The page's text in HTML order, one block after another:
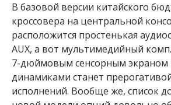
В базовой версии китайского
кроссовера на центральной
расположится простенькая
AUX, а вот мультимедийный
7-дюймовым сенсорным экраном
динамиками станет
исполнений. Вообще же, список